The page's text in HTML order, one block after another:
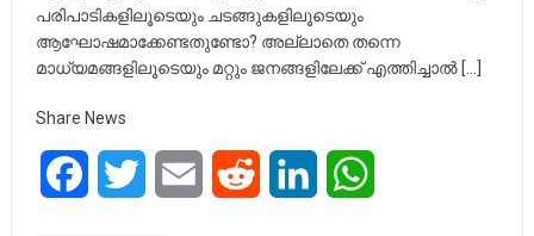
പരിപാടികളിലൂടെയും ചടങ്ങുകളിലൂടെയും
ആഘോഷമാക്കേണ്ടതുണ്ടോ? അല്ലാതെ തന്നെ
മാധ്യമങ്ങളിലൂടെയും മറ്റും ജനങ്ങളിലേക്ക് എത്തിച്ചാൽ […]
Share News
FacebookTwitter Email Reddit LinkedIn